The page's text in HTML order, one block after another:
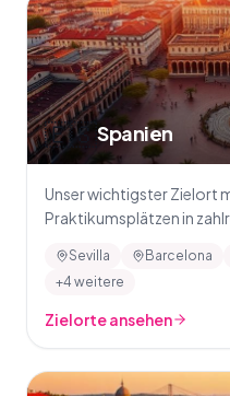
🇪🇸Spanien
Unser wichtigster Zielort
Praktikumsplätzen in
Sevilla Barcelona
+4 weitere
Zielorte ansehen